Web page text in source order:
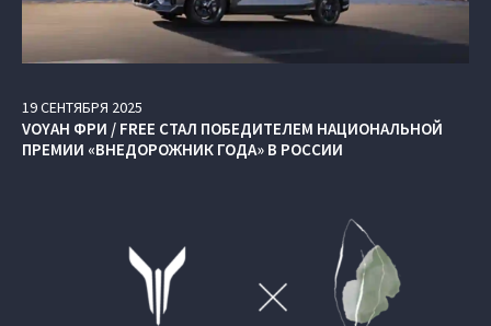
19СЕНТЯБРЯ 2025
VOYAH ФРИ / FREE СТАЛ ПОБЕДИТЕЛЕМ НАЦИОНАЛЬНОЙ
ПРЕМИИ «ВНЕДОРОЖНИК ГОДА» В РОССИИ